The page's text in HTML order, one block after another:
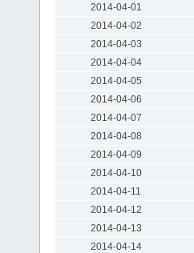
2014-04-01
2014-04-02
2014-04-03
2014-04-04
2014-04-05
2014-04-06
2014-04-07
2014-04-08
2014-04-09
2014-04-10
2014-04-11
2014-04-12
2014-04-13
2014-04-14